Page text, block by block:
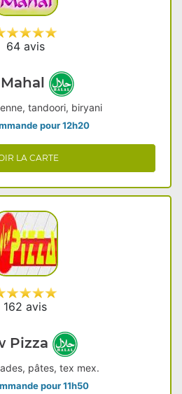
64 avis
tandoori, biryani
pour 12h20
LA CARTE
162 avis
Pizza
pâtes, tex mex.
pour 11h50